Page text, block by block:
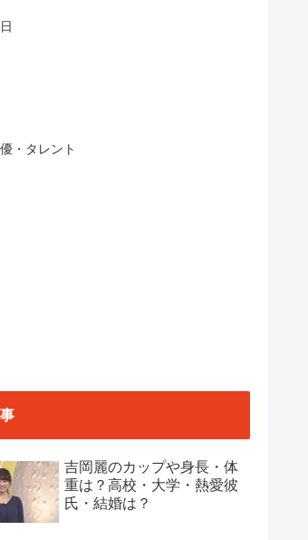
・タレント
吉岡麗のカップや身長・体
重は？高校・大学・熱愛彼
氏・結婚は？